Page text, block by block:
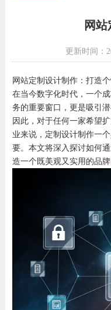
网
更新时间：
网站定制设计制作：打造
在当今数字化时代，一个
务的重要窗口，更是吸引
因此，对于任何一家希望
业来说，定制设计制作一
要。本文将深入探讨如何
造一个既美观又实用的品牌